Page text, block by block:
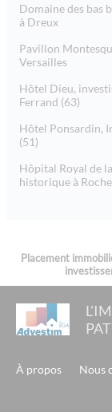
Domaine des bas
à Dreux
Pavillon
Versailles
Hôtel Dieu,
Ferrand (63)
Hôtel Ponsardin,
(51)
Hôpital Royal de
historique à
Placement
À propos Nous